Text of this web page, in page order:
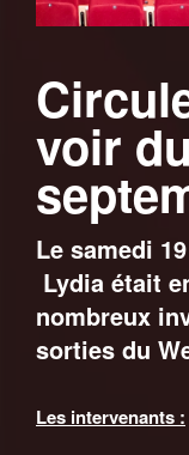
voir
Le samedi
Lydia était
nombreux
sorties du
Les intervenants :